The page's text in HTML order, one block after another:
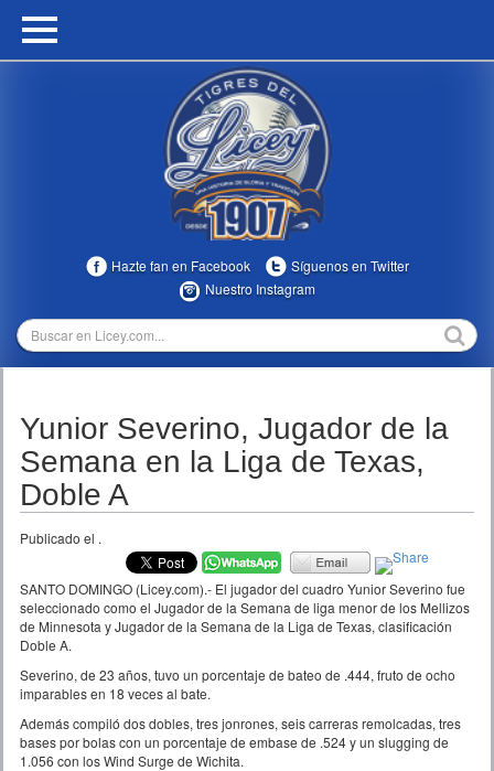
HOME
MULTIMEDIA
TEMPORADAS
Hazte fan en Facebook
Síguenos en Twitter
Nuestro Instagram
Yunior Severino, Jugador de la
Semana en la Liga de Texas,
Doble A
Publicado el .
SANTO DOMINGO (Licey.com).- El jugador del cuadro Yunior Severino fue
seleccionado como el Jugador de la Semana de liga menor de los Mellizos
de Minnesota y Jugador de la Semana de la Liga de Texas, clasificación
Doble A.
Severino, de 23 años, tuvo un porcentaje de bateo de .444, fruto de ocho
imparables en 18 veces al bate.
Además compiló dos dobles, tres jonrones, seis carreras remolcadas, tres
bases por bolas con un porcentaje de embase de .524 y un slugging de
1.056 con los Wind Surge de Wichita.